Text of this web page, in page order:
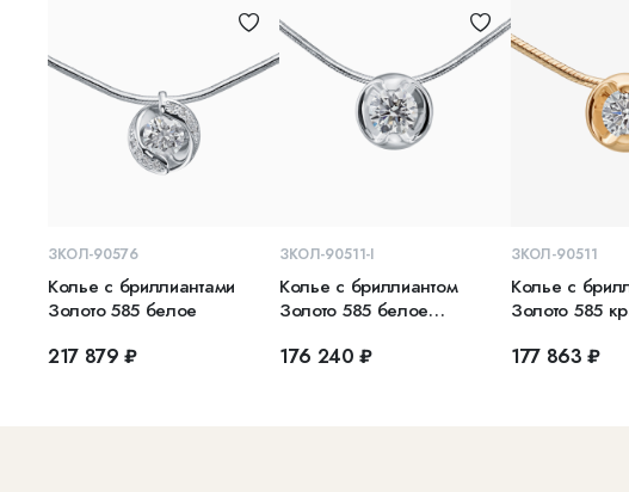
В КОРЗИНУ
ЗКОЛ-90576
Колье с бриллиантами
Золото 585 белое
217 879 ₽
В КОРЗИНУ
ЗКОЛ-90511-I
Колье с бриллиантом
Золото 585 белое
176 240 ₽
В
ЗКОЛ-90511
Колье с
Золото 585
177 863 ₽